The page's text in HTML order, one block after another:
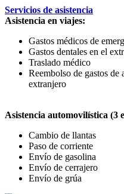
Servicios de asistencia
Asistencia en viajes:
Gastos médicos de
Gastos dentales en el
Traslado médico
Reembolso de gastos de
extranjero
Asistencia automovilística (3
Cambio de llantas
Paso de corriente
Envío de gasolina
Envío de cerrajero
Envío de grúa